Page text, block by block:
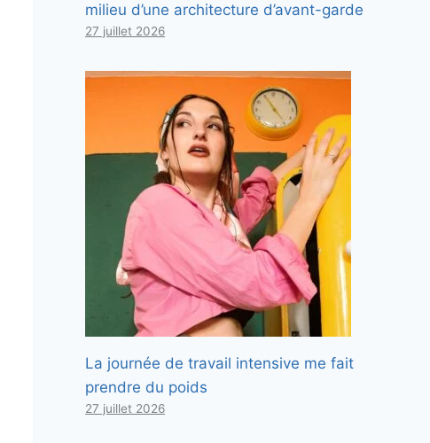
milieu d’une architecture d’avant-garde
27 juillet 2026
La journée de travail intensive me fait
prendre du poids
27 juillet 2026